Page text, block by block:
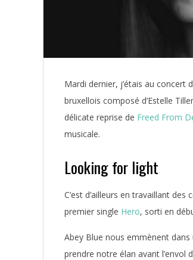
Mardi dernier, j’étais au concert
bruxellois composé d’Estelle
délicate reprise de Freed From
musicale.
Looking for light
C’est d’ailleurs en travaillant
premier single Hero, sorti en
Abey Blue nous emmènent
prendre notre élan avant l’envol